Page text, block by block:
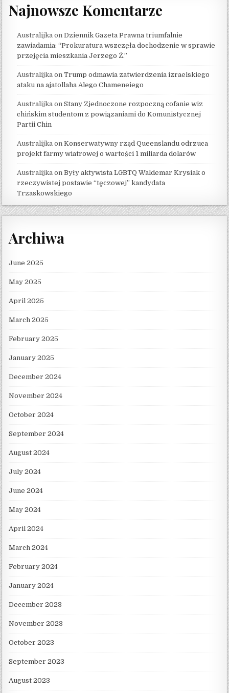
Najnowsze Komentarze
Australijka onDziennik Gazeta Prawna triumfalnie
zawiadamia: “Prokuratura wszczęła dochodzenie w sprawie
przejęcia mieszkania Jerzego Ż.”
Australijka onTrump odmawia zatwierdzenia izraelskiego
ataku na ajatollaha Alego Chameneiego
Australijka onStany Zjednoczone rozpoczną cofanie wiz
chińskim studentom z powiązaniami do Komunistycznej
Partii Chin
Australijka onKonserwatywny rząd Queenslandu odrzuca
projekt farmy wiatrowej o wartości 1 miliarda dolarów
Australijka onByły aktywista LGBTQ Waldemar Krysiak o
rzeczywistej postawie “tęczowej” kandydata
Trzaskowskiego
Archiwa
June 2025
May 2025
April 2025
March 2025
February 2025
January 2025
December 2024
November 2024
October 2024
September 2024
August 2024
July 2024
June 2024
May 2024
April 2024
March 2024
February 2024
January 2024
December 2023
November 2023
October 2023
September 2023
August 2023